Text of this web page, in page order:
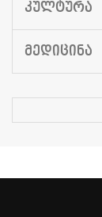
ᲙᲣᲚᲢᲣᲠᲐ
ᲛᲔᲓᲘᲪᲘᲜᲐ